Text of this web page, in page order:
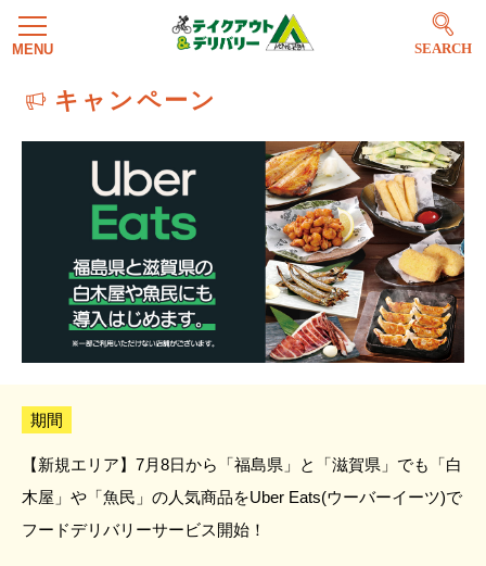
SEARCH
キャンペーン
期間
【新規エリア】7月8日から「福島県」と「滋賀県」でも「白
木屋」や「魚民」の人気商品をUber Eats(ウーバーイーツ)で
フードデリバリーサービス開始！